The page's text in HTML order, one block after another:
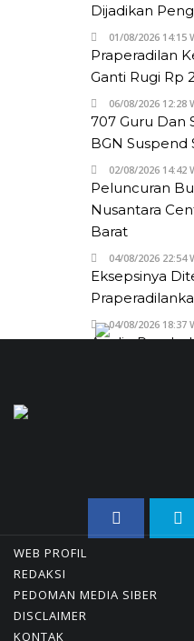
Dijadikan
01/08/2026 14:15
Praperadilan
Ganti Rugi Rp
06/08/2026 12:28
707 Guru Dan
BGN Suspend
02/08/2026 14:42
Peluncuran
Nusantara
Barat
04/08/2026 22:54
Eksepsinya
04/08/2026 18:37
Analis:
Diskusi UU
03/08/2026 18:31
WEB PROFIL
REDAKSI
PEDOMAN MEDIA SIBER
DISCLAIMER
KONTAK